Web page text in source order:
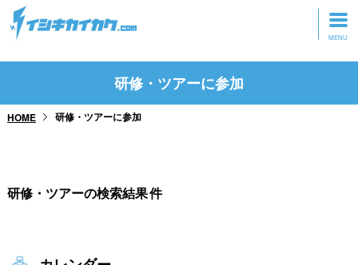
トップページ
研修・ツアーに参加
研修・ツアーに参加
HOME 研修・ツアーに参加
研修・ツアーの検索結果件